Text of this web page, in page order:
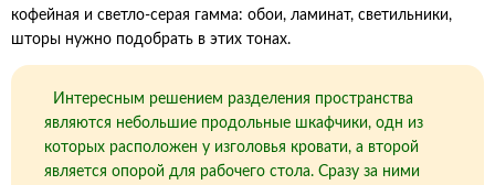
кофейная и светло-серая гамма: обои, ламинат, светильники,
шторы нужно подобрать в этих тонах.
Интересным решением разделения пространства
являются небольшие продольные шкафчики, одн из
которых расположен у изголовья кровати, а второй
является опорой для рабочего стола. Сразу за ними